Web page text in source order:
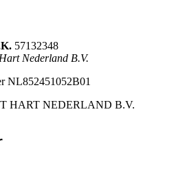
57132348
Nederland B.V.
NL852451052B01
HART NEDERLAND B.V.